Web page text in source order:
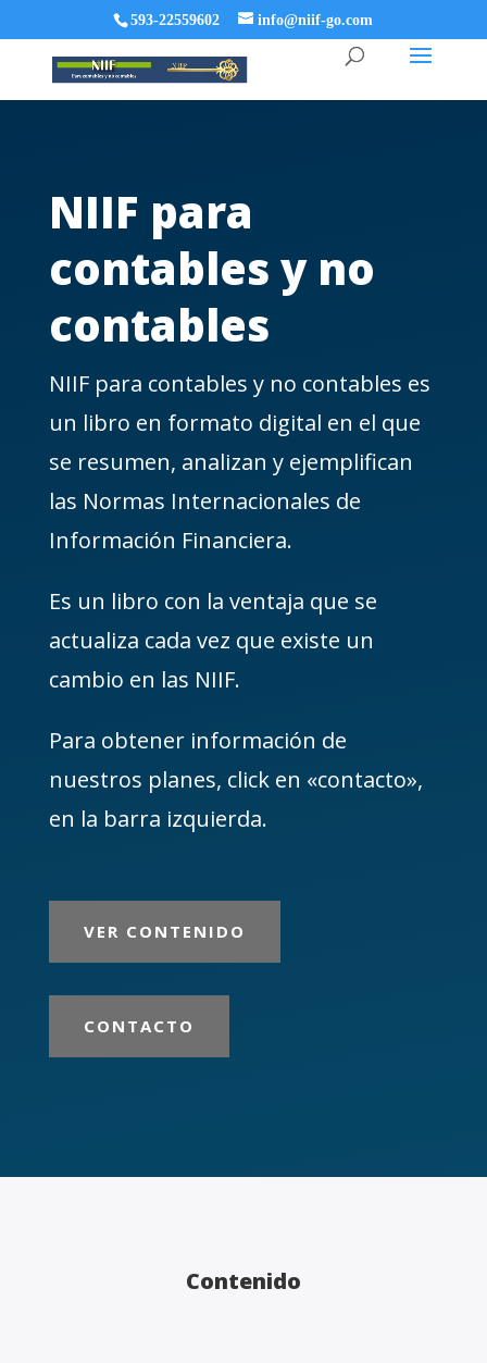
593-22559602 info@niif-go.com
NIIF para
contables y no
contables
NIIF para contables y no contables es
un libro en formato digital en el que
se resumen, analizan y ejemplifican
las Normas Internacionales de
Información Financiera.
Es un libro con la ventaja que se
actualiza cada vez que existe un
cambio en las NIIF.
Para obtener información de
nuestros planes, click en «contacto»,
en la barra izquierda.
VER CONTENIDO
CONTACTO
Contenido